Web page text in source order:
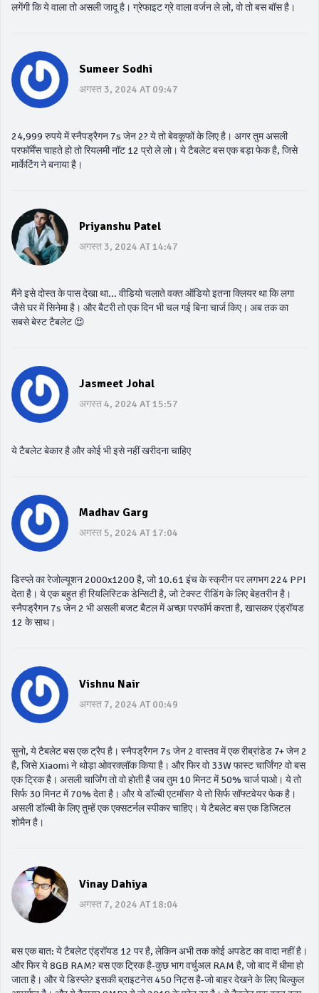
लगेंगी कि ये वाला तो असली जादू है। ग्रेफाइट ग्रे वाला वर्जन ले लो, वो तो बस बॉस है।
Sumeer Sodhi
अगस्त 3, 2024 AT 09:47
24,999 रुपये में स्नैपड्रैगन 7s जेन 2? ये तो बेवकूफों के लिए है। अगर तुम असली
परफॉर्मेंस चाहते हो तो रियलमी नॉट 12 प्रो ले लो। ये टैबलेट बस एक बड़ा फेक है, जिसे
मार्केटिंग ने बनाया है।
Priyanshu Patel
अगस्त 3, 2024 AT 14:47
मैंने इसे दोस्त के पास देखा था... वीडियो चलाते वक्त ऑडियो इतना क्लियर था कि लगा
जैसे घर में सिनेमा है। और बैटरी तो एक दिन भी चल गई बिना चार्ज किए। अब तक का
सबसे बेस्ट टैबलेट 😍
Jasmeet Johal
अगस्त 4, 2024 AT 15:57
ये टैबलेट बेकार है और कोई भी इसे नहीं खरीदना चाहिए
Madhav Garg
अगस्त 5, 2024 AT 17:04
डिस्प्ले का रेजोल्यूशन 2000x1200 है, जो 10.61 इंच के स्क्रीन पर लगभग 224 PPI
देता है। ये एक बहुत ही रियलिस्टिक डेन्सिटी है, जो टेक्स्ट रीडिंग के लिए बेहतरीन है।
स्नैपड्रैगन 7s जेन 2 भी असली बजट बैटल में अच्छा परफॉर्म करता है, खासकर एंड्रॉयड
12 के साथ।
Vishnu Nair
अगस्त 7, 2024 AT 00:49
सुनो, ये टैबलेट बस एक ट्रैप है। स्नैपड्रैगन 7s जेन 2 वास्तव में एक रीब्रांडेड 7+ जेन 2
है, जिसे Xiaomi ने थोड़ा ओवरक्लॉक किया है। और फिर वो 33W फास्ट चार्जिंग? वो बस
एक ट्रिक है। असली चार्जिंग तो वो होती है जब तुम 10 मिनट में 50% चार्ज पाओ। ये तो
सिर्फ 30 मिनट में 70% देता है। और ये डॉल्बी एटमॉस? ये तो सिर्फ सॉफ्टवेयर फेक है।
असली डॉल्बी के लिए तुम्हें एक एक्सटर्नल स्पीकर चाहिए। ये टैबलेट बस एक डिजिटल
शोमैन है।
Vinay Dahiya
अगस्त 7, 2024 AT 18:04
बस एक बात: ये टैबलेट एंड्रॉयड 12 पर है, लेकिन अभी तक कोई अपडेट का वादा नहीं है।
और फिर ये 8GB RAM? बस एक ट्रिक है-कुछ भाग वर्चुअल RAM है, जो बाद में धीमा हो
जाता है। और ये डिस्प्ले? इसकी ब्राइटनेस 450 निट्स है-जो बाहर देखने के लिए बिल्कुल